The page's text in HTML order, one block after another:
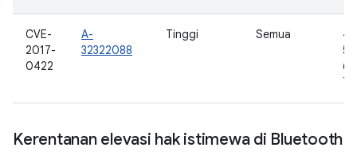
CVE-
2017-
0422
A-
32322088
Tinggi Semua
Kerentanan elevasi hak istimewa di Bluetooth